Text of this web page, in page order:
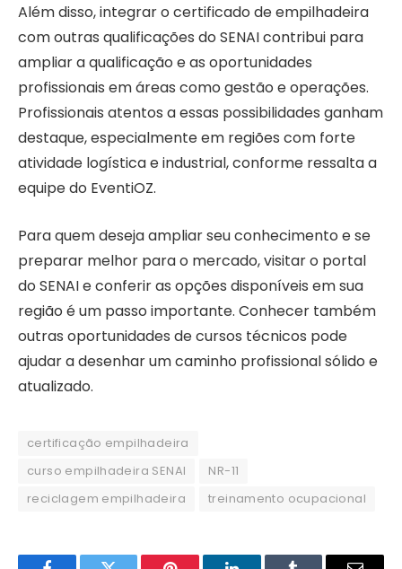
Além disso, integrar o certificado de empilhadeira
com outras qualificações do SENAI contribui para
ampliar a qualificação e as oportunidades
profissionais em áreas como gestão e operações.
Profissionais atentos a essas possibilidades ganham
destaque, especialmente em regiões com forte
atividade logística e industrial, conforme ressalta a
equipe do EventiOZ.
Para quem deseja ampliar seu conhecimento e se
preparar melhor para o mercado, visitar o portal
do SENAI e conferir as opções disponíveis em sua
região é um passo importante. Conhecer também
outras oportunidades de cursos técnicos pode
ajudar a desenhar um caminho profissional sólido e
atualizado.
certificação empilhadeira
curso empilhadeira SENAI
NR-11
reciclagem empilhadeira
treinamento ocupacional